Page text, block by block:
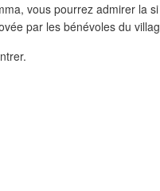
vous pourrez admirer la
par les bénévoles du